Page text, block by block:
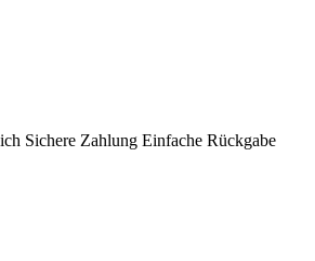
Sichere Zahlung Einfache Rückgabe